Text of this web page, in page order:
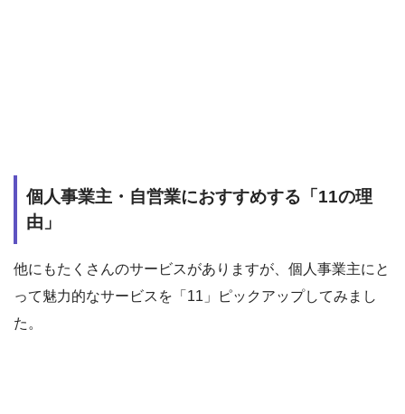
個人事業主・自営業におすすめする「11の理
由」
他にもたくさんのサービスがありますが、個人事業主にと
って魅力的なサービスを「11」ピックアップしてみまし
た。